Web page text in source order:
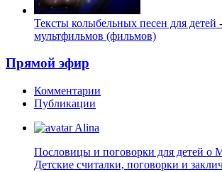
Тексты колыбельных песен для детей
мультфильмов (фильмов)
Прямой эфир
Комментарии
Публикации
Alina
Пословицы и поговорки для детей о
Детские считалки, поговорки и